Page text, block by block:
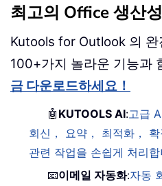
최고의 Office 생산
Kutools for Outlook 의 완
100+가지 놀라운 기능과
금 다운로드하세요！
🤖 KUTOOLS AI:고급
회신， 요약， 최적화，
관련 작업을 손쉽게 처리합
📧이메일 자동화:자동